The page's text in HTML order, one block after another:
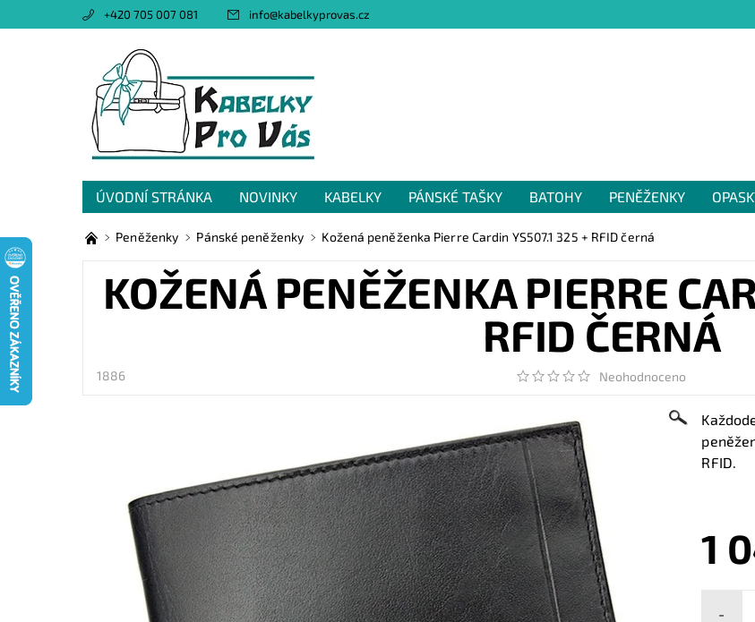
+420 705 007 081 info@kabelkyprovas.cz
ÚVODNÍ STRÁNKA NOVINKY KABELKY PÁNSKÉ TAŠKY BATOHY PENĚŽENKY
OBCHODNÍ PODMÍNKY
GDPR NAPIŠTE NÁM
Peněženky Pánské peněženky Kožená peněženka Pierre Cardin YS507.1 325 + RFID černá
KOŽENÁ PENĚŽENKA PIERRE
RFID ČERNÁ
1886 Neohodnoceno
RFID.
1
-